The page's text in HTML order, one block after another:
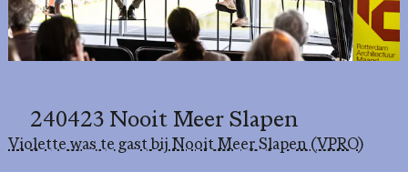
240423 Nooit Meer Slapen
Violette was te gast bij Nooit Meer Slapen (VPRO)